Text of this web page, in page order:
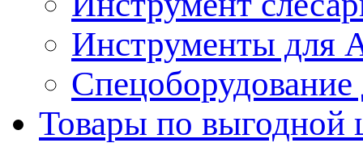
Инструменты
Спецоборудование
Товары по выгодной